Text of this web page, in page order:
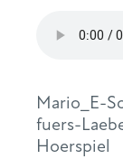
Mario_E-
fuers-
Hoerspiel